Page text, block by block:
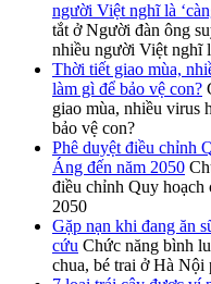
người Việt nghĩ là
tắt ở Người đàn ông
nhiều người Việt nghĩ
Thời tiết giao mùa,
làm gì để bảo vệ con?
giao mùa, nhiều virus
bảo vệ con?
Phê duyệt điều chỉnh
Áng đến năm 2050
điều chỉnh Quy
2050
Gặp nạn khi đang ăn
cứu Chức năng bình
chua, bé trai ở Hà Nội